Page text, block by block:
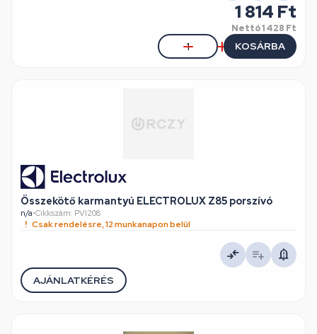
1 814 Ft
Nettó1 428 Ft
KOSÁRBA
Összekötő karmantyú ELECTROLUX Z85 porszívó
n/a•Cikkszám: PVI208
Csak rendelésre, 12 munkanapon belül
AJÁNLATKÉRÉS